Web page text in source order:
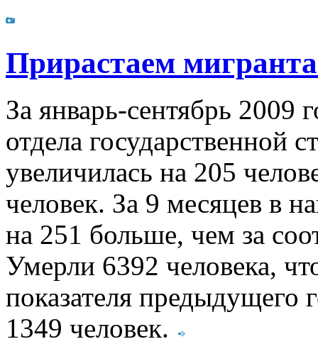
Прирастаем
За январь-сентябрь 2009
отдела государственной
увеличилась на 205
человек. За 9 месяцев в
на 251 больше, чем за
Умерли 6392 человека,
показателя предыдущего
1349 человек.